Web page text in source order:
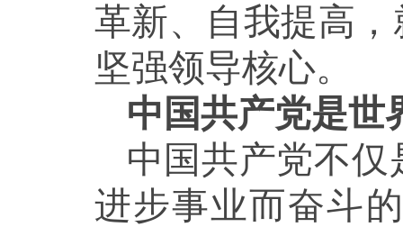
革新、自我提高
坚强领导核心。
中国共产党是世
中国共产党不
进步事业而奋斗